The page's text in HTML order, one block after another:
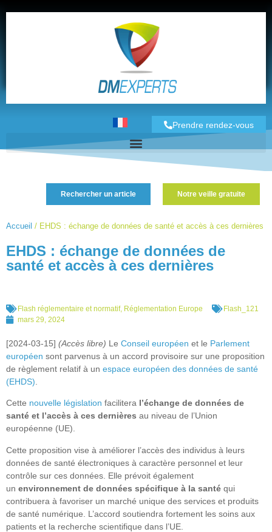
Prendre rendez-vous
Accueil / EHDS : échange de données de santé et accès à ces dernières
EHDS : échange de données de
santé et accès à ces dernières
Rechercher un article Notre veille gratuite
Flash réglementaire et normatif, Réglementation Europe
Flash_121
mars 29, 2024
[2024-03-15] (Accès libre) Le Conseil européen et le Parlement
européen sont parvenus à un accord provisoire sur une proposition
de règlement relatif à un espace européen des données de santé
(EHDS)
Cette nouvelle législation facilitera l’échange de données de
santé et l’accès à ces dernières au niveau de l’Union
européenne (UE).
Cette proposition vise à améliorer l’accès des individus à leurs
données de santé électroniques à caractère personnel et leur
contrôle sur ces données. Elle prévoit également
un environnement de données spécifique à la santé qui
contribuera à favoriser un marché unique des services et produits
de santé numérique. L’accord soutiendra fortement les soins aux
patients et la recherche scientifique dans l’UE.